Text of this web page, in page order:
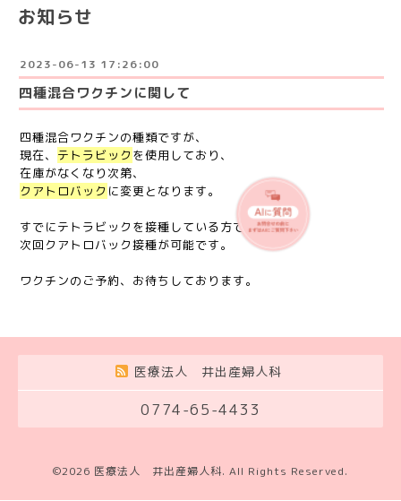
お知らせ
2023-06-13 17:26:00
四種混合ワクチンに関して
四種混合ワクチンの種類ですが、
現在、 テトラビック を使用しており、
在庫がなくなり次第、
クアトロバック に変更となります。
すでにテトラビックを接種している方でも、
次回クアトロバック接種が可能です。
ワクチンのご予約、お待ちしております。
医療法人 井出産婦人科
0774-65-4433
©2026 医療法人 井出産婦人科. All Rights Reserved.